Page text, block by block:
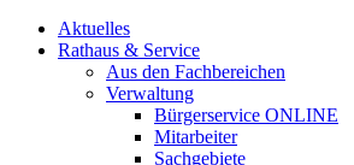
Aktuelles
Rathaus & Service
Aus den Fachbereichen
Verwaltung
Bürgerservice ONLINE
Mitarbeiter
Sachgebiete